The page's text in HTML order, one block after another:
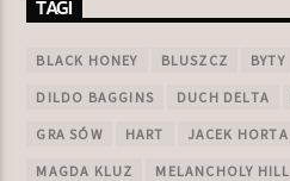
TAGI
BLACK HONEY BLUSZCZ BYTY
DILDO BAGGINS DUCH DELTA
GRA SÓW HART JACEK HORTA
MAGDA KLUZ MELANCHOLY HILL